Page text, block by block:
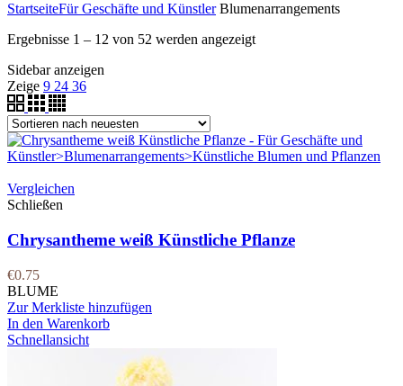
StartseiteFür Geschäfte und KünstlerBlumenarrangements
Ergebnisse 1 – 12 von 52 werden angezeigt
Sidebar anzeigen
Zeige 9 24 36
Vergleichen
Schließen
Chrysantheme weiß Künstliche Pflanze
€0.75
BLUME
Zur Merkliste hinzufügen
In den Warenkorb
Schnellansicht